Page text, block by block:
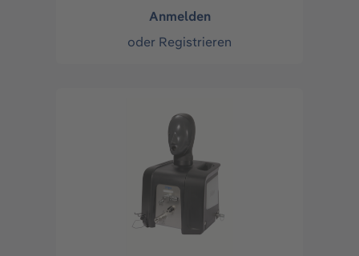
Anmelden
oder Registrieren